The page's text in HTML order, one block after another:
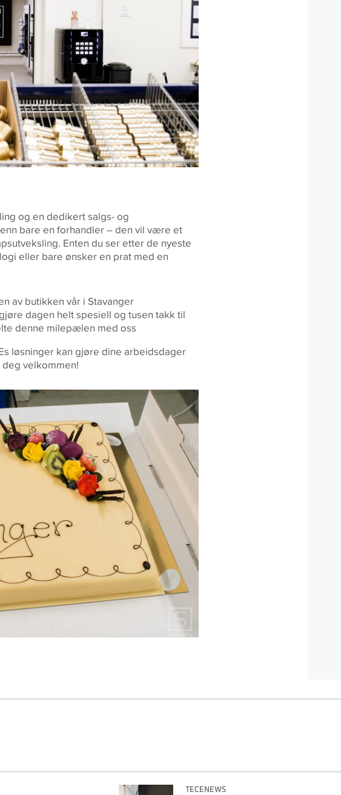
og en dedikert salgs- og
bare en forhandler – den vil være et
Enten du ser etter de nyeste
eller bare ønsker en prat med en
av butikken vår i Stavanger
dagen helt spesiell og tusen takk til
denne milepælen med oss
løsninger kan gjøre dine arbeidsdager
velkommen!
TECENEWS